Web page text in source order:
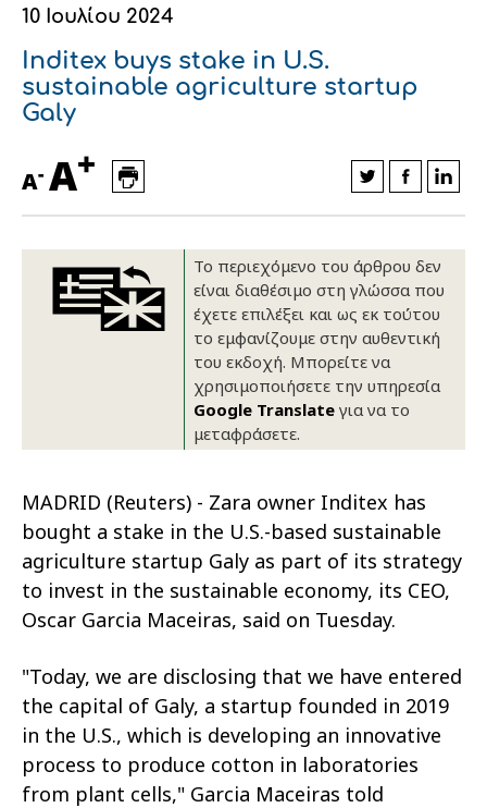
Οικονομικά στοιχεία
Εταιρική δομή
Καινοτομία
Εκδηλώσεις
Εξαγωγές
Συνέδρια
Ευφυής γεωργία
Συμβουλευτική στο χωράφι
Εκκόκκιση για λογαριασμό του
παραγωγού
Ιατρικές υπηρεσίες
Αλυσίδα βάμβακος
Κλωστοϋφαντουργία - Ένδυση
Εταιρικά νέα
10 Ιουλίου 2024
Inditex buys stake in U.S.
sustainable agriculture startup
Galy
A- A+
Το περιεχόμενο του άρθρου δεν
είναι διαθέσιμο στη γλώσσα που
έχετε επιλέξει και ως εκ τούτου
το εμφανίζουμε στην αυθεντική
του εκδοχή. Μπορείτε να
χρησιμοποιήσετε την υπηρεσία
Google Translateγια να το
μεταφράσετε.
MADRID (Reuters) - Zara owner Inditex has
bought a stake in the U.S.-based sustainable
agriculture startup Galy as part of its strategy
to invest in the sustainable economy, its CEO,
Oscar Garcia Maceiras, said on Tuesday.
"Today, we are disclosing that we have entered
the capital of Galy, a startup founded in 2019
in the U.S., which is developing an innovative
process to produce cotton in laboratories
from plant cells," Garcia Maceiras told